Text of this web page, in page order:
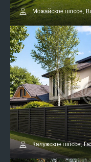
Можайское шоссе,
Калужское шоссе,